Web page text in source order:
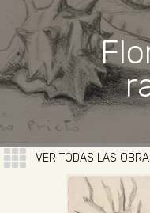
VER TODAS LAS